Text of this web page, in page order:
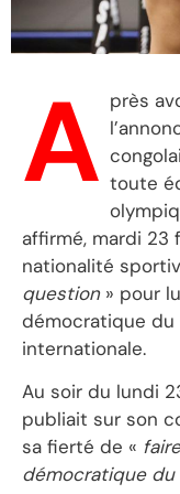
A près
toute
affirmé, mardi 23
nationalité
question» pour
démocratique
internationale.
Au soir du lundi
publiait sur son
sa fierté de «
démocratique du